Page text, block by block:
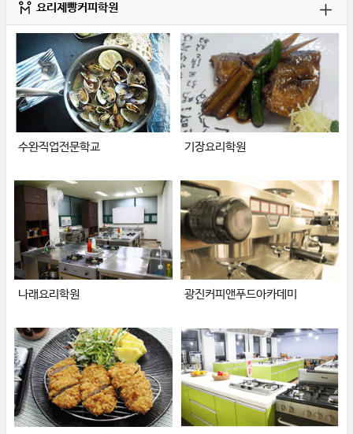
요리제빵커피학원
수완직업전문학교 기장요리학원
나래요리학원 광진커피앤푸드아카데미